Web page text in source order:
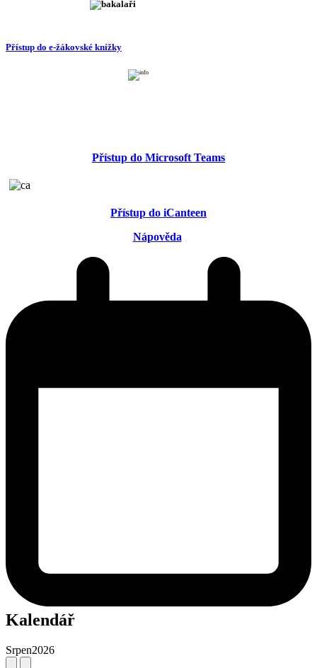
Přístup do e-žákovské knížky
Přístup do Microsoft Teams
Přístup do iCanteen
Nápověda
Kalendář
Srpen2026